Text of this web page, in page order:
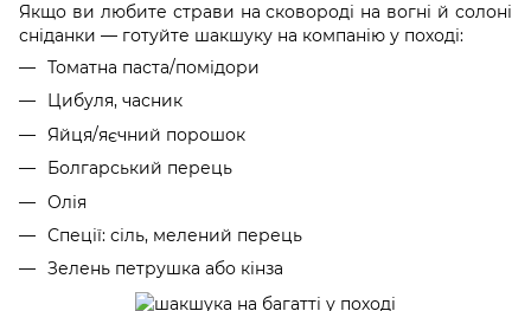
Якщо ви любите страви на сковороді на вогні й солоні
сніданки — готуйте шакшуку на компанію у поході:
Томатна паста/помідори
Цибуля, часник
Яйця/яєчний порошок
Болгарський перець
Олія
Спеції: сіль, мелений перець
Зелень петрушка або кінза